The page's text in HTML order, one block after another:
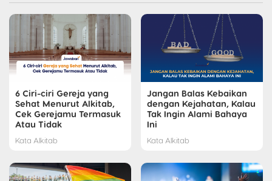
6 Ciri-ciri Gereja yang
Sehat Menurut Alkitab,
Cek Gerejamu Termasuk
Atau Tidak
Kata Alkitab
Jangan Balas Kebaikan
dengan Kejahatan, Kalau
Tak Ingin Alami Bahaya
Ini
Kata Alkitab